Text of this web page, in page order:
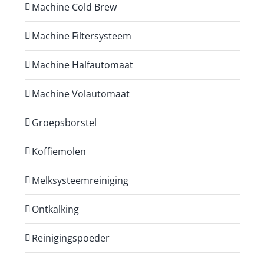
Machine Cold Brew
Machine Filtersysteem
Machine Halfautomaat
Machine Volautomaat
Groepsborstel
Koffiemolen
Melksysteemreiniging
Ontkalking
Reinigingspoeder